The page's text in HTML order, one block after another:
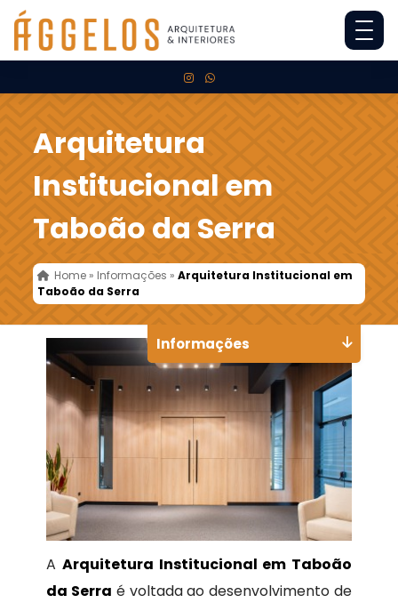
Arquitetura
Institucional em
Taboão da Serra
Home » Informações »Arquitetura Institucional em
Taboão da Serra
A Arquitetura Institucional em Taboão
da Serra é voltada ao desenvolvimento de
Informações